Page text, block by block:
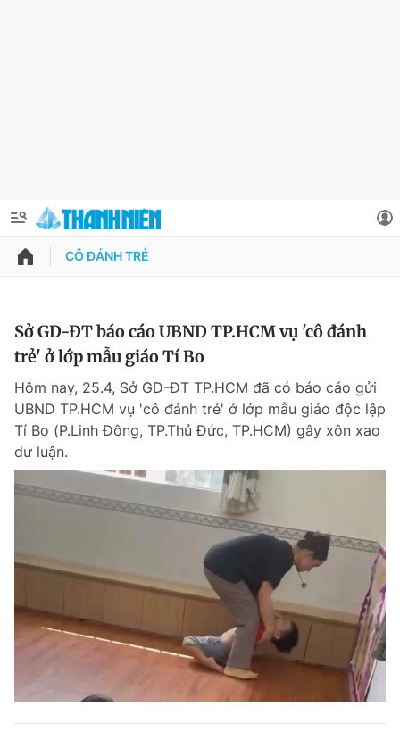
QUẢNG CÁO
Chuyên mục khác
Chào ngày mới
Tin thị trường Tin 360
Video Magazine
Sản phẩm khác
Bạn cần biết
Thông tin tài khoản
Đổi mật khẩu
Tin đã lưu
Tin đã xem
Đăng xuất
CÔ ĐÁNH TRẺ
Sở GD-ĐT báo cáo UBND TP.HCM vụ 'cô đánh
trẻ' ở lớp mẫu giáo Tí Bo
Hôm nay, 25.4, Sở GD-ĐT TP.HCM đã có báo cáo gửi
UBND TP.HCM vụ 'cô đánh trẻ' ở lớp mẫu giáo độc lập
Tí Bo (P.Linh Đông, TP.Thủ Đức, TP.HCM) gây xôn xao
dư luận.